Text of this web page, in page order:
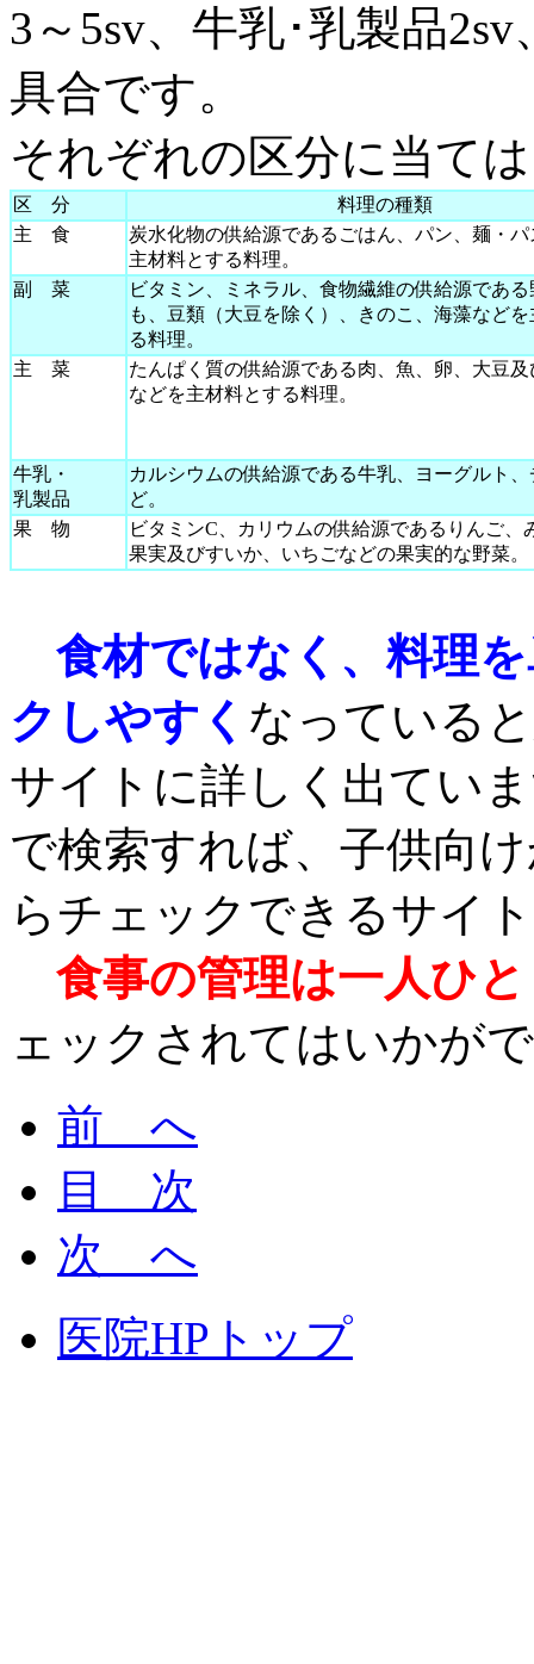
3～5sv、牛乳･乳製品
具合です。
それぞれの区分に当て
区 分
料理の種類
主 食
炭水化物の供給源であるごはん、パン、麺・
主材料とする料理。
副 菜
ビタミン、ミネラル、食物繊維の供給源であ
も、豆類（大豆を除く）、きのこ、海藻など
る料理。
主 菜
たんぱく質の供給源である肉、魚、卵、大豆
などを主材料とする料理。
牛乳・
乳製品
カルシウムの供給源である牛乳、ヨーグルト
ど。
果 物
ビタミンC、カリウムの供給源であるりんご、
果実及びすいか、いちごなどの果実的な野菜。
食材ではなく、料理
クしやすく なっている
サイトに詳しく出てい
で検索すれば、子供向
らチェックできるサイ
食事の管理は一人ひ
ェックされてはいかが
前 へ
目 次
次 へ
医院HPトップ